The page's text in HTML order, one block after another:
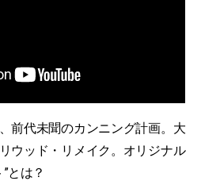
前代未聞のカンニング計画。大
ウッド・リメイク。オリジナル
とは？